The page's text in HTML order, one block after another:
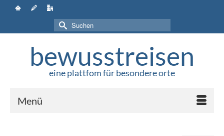
Suchen
nach:
bewusstreisen
eine plattfom für besondere orte
Menü